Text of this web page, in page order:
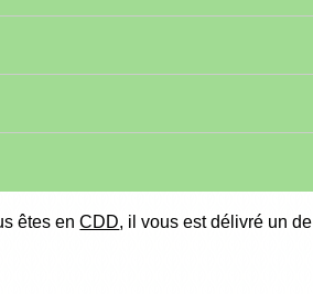
êtes enCDD, il vous est délivré un